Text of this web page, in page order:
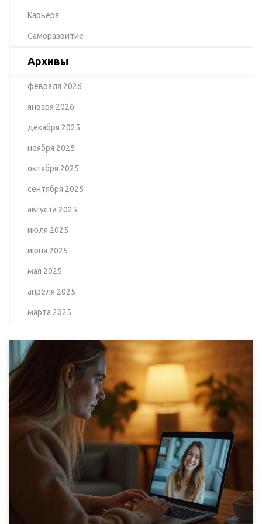
Карьера
Саморазвитие
Архивы
февраля 2026
января 2026
декабря 2025
ноября 2025
октября 2025
сентября 2025
августа 2025
июля 2025
июня 2025
мая 2025
апреля 2025
марта 2025